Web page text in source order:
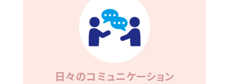
日々のコミュニケーション